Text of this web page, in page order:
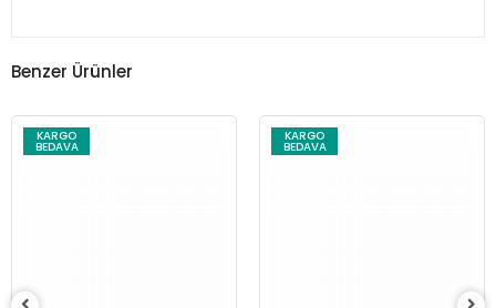
Benzer Ürünler
KARGO
BEDAVA
KARGO
BEDAVA